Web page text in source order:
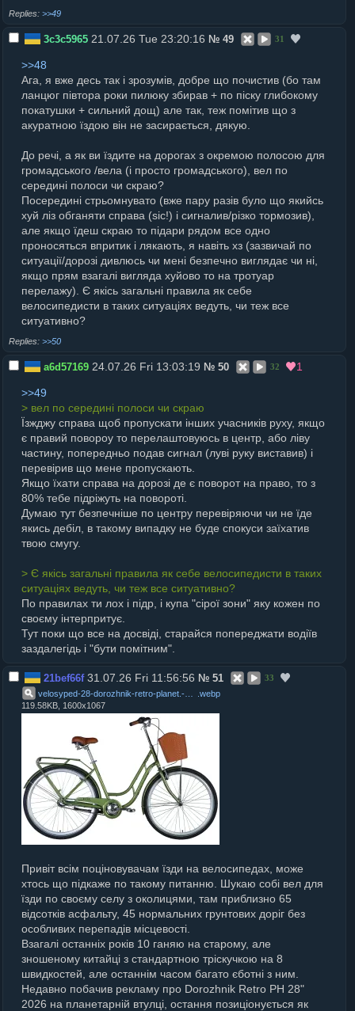
>>49
3c3c5965 21.07.26 Tue 23:20:16 № 49 31
>>48
Ага, я вже десь так і зрозумів, добре що почистив (бо там
ланцюг півтора роки пилюку збирав + по піску глибокому
покатушки + сильний дощ) але так, теж помітив що з
акуратною їздою він не засирається, дякую.
До речі, а як ви їздите на дорогах з окремою полосою для
громадського /вела (і просто громадського), вел по
середині полоси чи скраю?
Посередині стрьомнувато (вже пару разів було що якийсь
хуй ліз обганяти справа (sic!) і сигналив/різко тормозив),
але якщо їдеш скраю то підари рядом все одно
проносяться впритик і лякають, я навіть хз (зазвичай по
ситуації/дорозі дивлюсь чи мені безпечно виглядає чи ні,
якщо прям взагалі вигляда хуйово то на тротуар
перелажу). Є якісь загальні правила як себе
велосипедисти в таких ситуаціях ведуть, чи теж все
ситуативно?
>>50
a6d57169 24.07.26 Fri 13:03:19 № 50 32 1
>>49
> вел по середині полоси чи скраю
Їзжджу справа щоб пропускати інших учасників руху, якщо
є правий повороу то перелаштовуюсь в центр, або ліву
частину, попередньо подав сигнал (луві руку виставив) і
перевірив що мене пропускають.
Якщо їхати справа на дорозі де є поворот на право, то з
80% тебе підріжуть на повороті.
Думаю тут безпечніше по центру перевіряючи чи не їде
якись дебіл, в такому випадку не буде спокуси заїхатив
твою смугу.
> Є якісь загальні правила як себе велосипедисти в таких
ситуаціях ведуть, чи теж все ситуативно?
По правилах ти лох і підр, і купа "сірої зони" яку кожен по
своєму інтерпритує.
Тут поки що все на досвіді, старайся попереджати водіїв
заздалегідь і "бути помітним".
21bef66f 31.07.26 Fri 11:56:56 № 51
33
webp
119.58KB, 1600x1067
Привіт всім поціновувачам їзди на велосипедах, може
хтось що підкаже по такому питанню. Шукаю собі вел для
їзди по своєму селу з околицями, там приблизно 65
відсотків асфальту, 45 нормальних грунтових доріг без
особливих перепадів місцевості.
Взагалі останніх років 10 ганяю на старому, але
зношеному китайці з стандартною тріскучкою на 8
швидкостей, але останнім часом багато єботні з ним.
Недавно побачив рекламу про Dorozhnik Retro PH 28"
2026 на планетарній втулці, остання позиціонується як